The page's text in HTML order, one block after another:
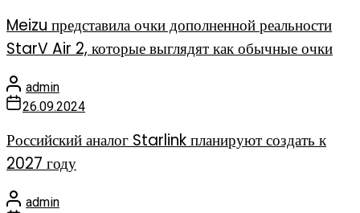
Meizu представила очки дополненной реальности
StarV Air 2, которые выглядят как обычные очки
admin
26.09.2024
Российский аналог Starlink планируют создать к
2027 году
admin